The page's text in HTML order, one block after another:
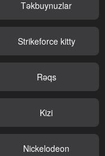
Təkbuynuzlar
Strikeforce kitty
Rəqs
Kizi
Nickelodeon